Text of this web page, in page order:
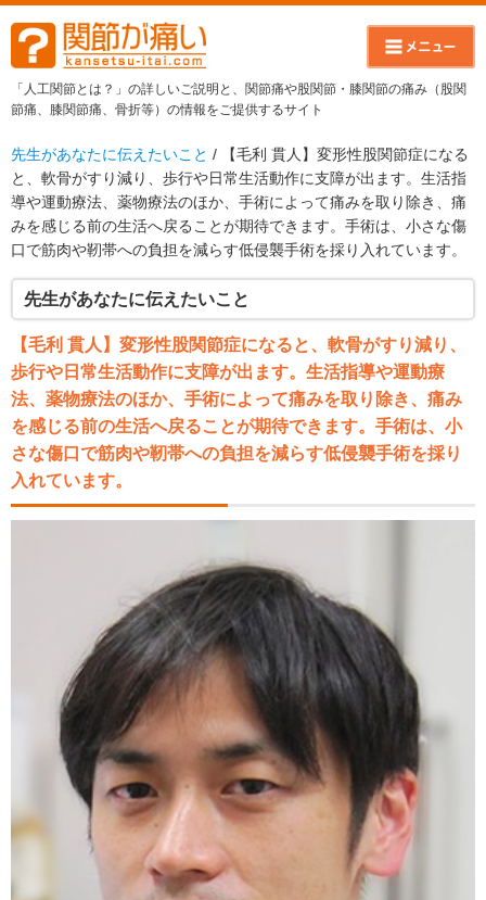
「人工関節とは？」の詳しいご説明と、関節痛や股関節・膝関節の痛み（股関
節痛、膝関節痛、骨折等）の情報をご提供するサイト
先生があなたに伝えたいこと / 【毛利 貫人】変形性股関節症になる
と、軟骨がすり減り、歩行や日常生活動作に支障が出ます。生活指
導や運動療法、薬物療法のほか、手術によって痛みを取り除き、痛
みを感じる前の生活へ戻ることが期待できます。手術は、小さな傷
口で筋肉や靭帯への負担を減らす低侵襲手術を採り入れています。
先生があなたに伝えたいこと
【毛利 貫人】変形性股関節症になると、軟骨がすり減り、
歩行や日常生活動作に支障が出ます。生活指導や運動療
法、薬物療法のほか、手術によって痛みを取り除き、痛み
を感じる前の生活へ戻ることが期待できます。手術は、小
さな傷口で筋肉や靭帯への負担を減らす低侵襲手術を採り
入れています。